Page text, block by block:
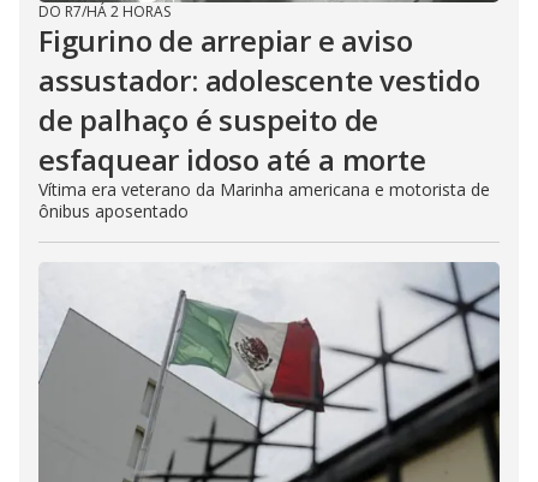
DO R7/HÁ 2 HORAS
Figurino de arrepiar e aviso
assustador: adolescente vestido
de palhaço é suspeito de
esfaquear idoso até a morte
Vítima era veterano da Marinha americana e motorista de
ônibus aposentado